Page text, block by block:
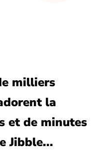
milliers
la
et de minutes
Jibble...